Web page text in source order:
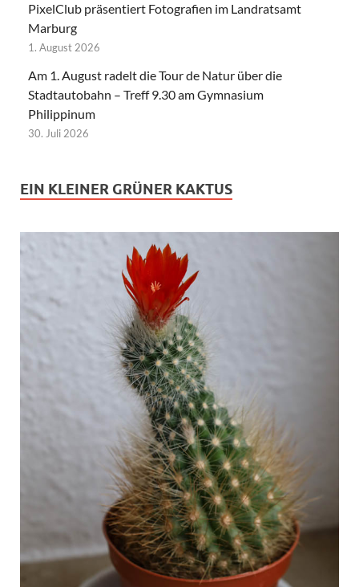
PixelClub präsentiert Fotografien im Landratsamt
Marburg
1. August 2026
Am 1. August radelt die Tour de Natur über die
Stadtautobahn – Treff 9.30 am Gymnasium
Philippinum
30. Juli 2026
EIN KLEINER GRÜNER KAKTUS